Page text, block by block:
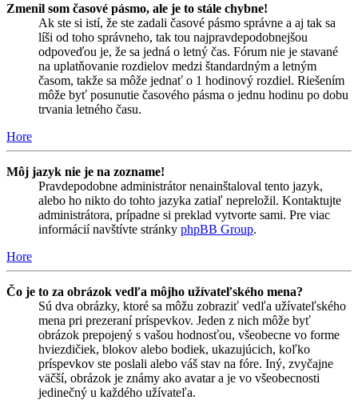
Zmenil som časové pásmo, ale je to stále chybne!
Ak ste si istí, že ste zadali časové pásmo správne a aj tak sa
líši od toho správneho, tak tou najpravdepodobnejšou
odpoveďou je, že sa jedná o letný čas. Fórum nie je stavané
na uplatňovanie rozdielov medzi štandardným a letným
časom, takže sa môže jednať o 1 hodinový rozdiel. Riešením
môže byť posunutie časového pásma o jednu hodinu po dobu
trvania letného času.
Hore
Môj jazyk nie je na zozname!
Pravdepodobne administrátor nenainštaloval tento jazyk,
alebo ho nikto do tohto jazyka zatiaľ nepreložil. Kontaktujte
administrátora, prípadne si preklad vytvorte sami. Pre viac
informácií navštívte stránky phpBB Group.
Hore
Čo je to za obrázok vedľa môjho užívateľského mena?
Sú dva obrázky, ktoré sa môžu zobraziť vedľa užívateľského
mena pri prezeraní príspevkov. Jeden z nich môže byť
obrázok prepojený s vašou hodnosťou, všeobecne vo forme
hviezdičiek, blokov alebo bodiek, ukazujúcich, koľko
príspevkov ste poslali alebo váš stav na fóre. Iný, zvyčajne
väčší, obrázok je známy ako avatar a je vo všeobecnosti
jedinečný u každého užívateľa.